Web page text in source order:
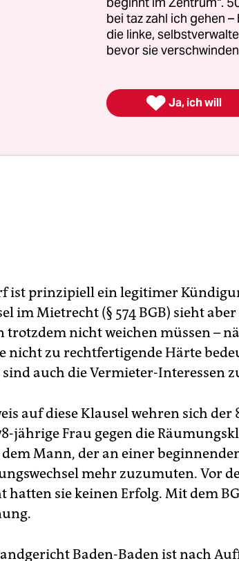
Ehepaar im Erdgeschoss die
ist prinzipiell ein legitimer
im Mietrecht (§ 574 BGB) sieht
trotzdem nicht weichen müssen –
nicht zu rechtfertigende Härte
auch die Vermieter-Interessen
auf diese Klausel wehren sich der
jährige Frau gegen die
Mann, der an einer
mehr zuzumuten. Vor
hatten sie keinen Erfolg. Mit dem
Baden-Baden ist nach
bei taz zahl ich gehen
die linke,
bevor sie
 Ja, ich will